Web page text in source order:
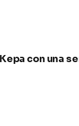
con una